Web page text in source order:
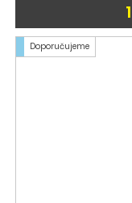
Doporučujeme